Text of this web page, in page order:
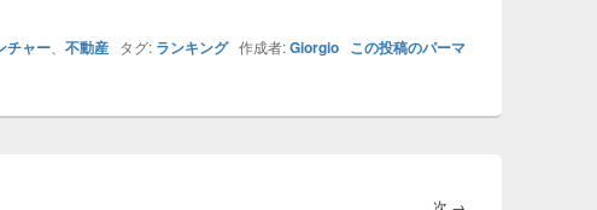
チャー 不動産 タグ: ランキング作成者:Giorgio この投稿のパーマ
次 →